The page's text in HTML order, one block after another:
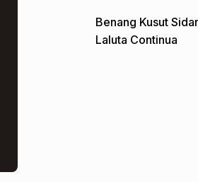
Benang Kusut
Laluta Continua